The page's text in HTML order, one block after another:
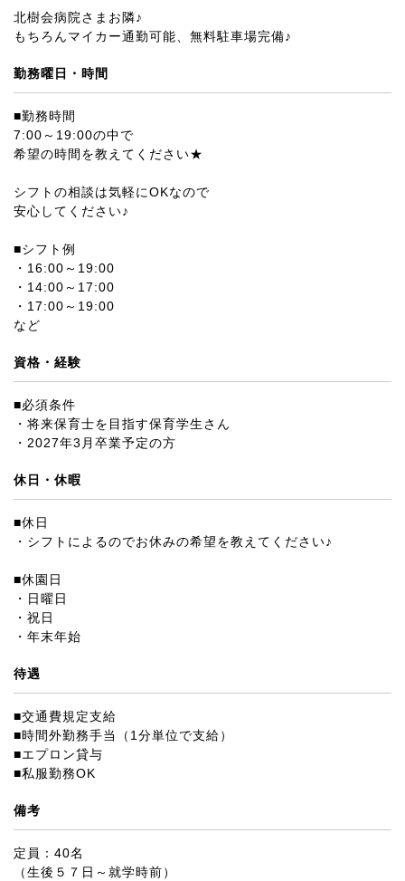
北樹会病院さまお隣♪
もちろんマイカー通勤可能、無料駐車場完備♪
勤務曜日・時間
■勤務時間
7:00～19:00の中で
希望の時間を教えてください★
シフトの相談は気軽にOKなので
安心してください♪
■シフト例
・16:00～19:00
・14:00～17:00
・17:00～19:00
など
資格・経験
■必須条件
・将来保育士を目指す保育学生さん
・2027年3月卒業予定の方
休日・休暇
■休日
・シフトによるのでお休みの希望を教えてください♪
■休園日
・日曜日
・祝日
・年末年始
待遇
■交通費規定支給
■時間外勤務手当（1分単位で支給）
■エプロン貸与
■私服勤務OK
備考
定員：40名
（生後５７日～就学時前）